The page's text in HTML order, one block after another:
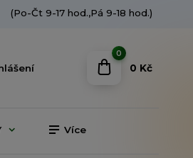
(Po-Čt 9-17 hod.,Pá 9-18 hod.)
0
0 Kč
Více